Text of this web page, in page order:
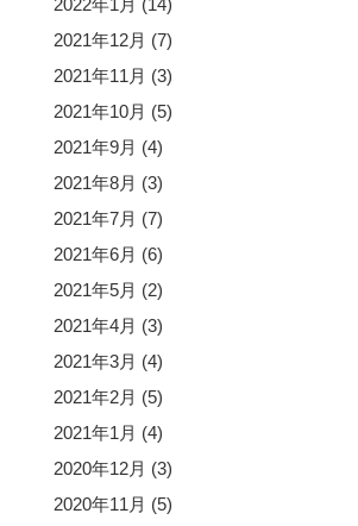
2021年12月 (7)
2021年11月 (3)
2021年10月 (5)
2021年9月 (4)
2021年8月 (3)
2021年7月 (7)
2021年6月 (6)
2021年5月 (2)
2021年4月 (3)
2021年3月 (4)
2021年2月 (5)
2021年1月 (4)
2020年12月 (3)
2020年11月 (5)